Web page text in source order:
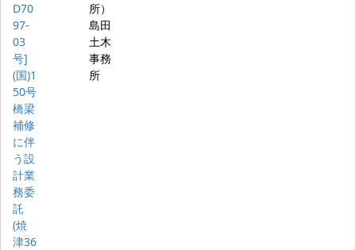
D70
97-
03
号]
(国)1
50号
橋梁
補修
に伴
う設
計業
務委
託
(焼
津36
所）
島田
土木
事務
所